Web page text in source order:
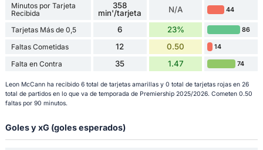
Minutos por Tarjeta
Recibida
358
min'/tarjeta
N/A 44
Tarjetas Más de 0,5 6 23% 86
Faltas Cometidas 12 0.50 14
Falta en Contra 35 1.47 74
Leon McCann ha recibido 6 total de tarjetas amarillas y 0 total de tarjetas rojas en 26
total de partidos en lo que va de temporada de Premiership 2025/2026. Cometen 0.50
faltas por 90 minutos.
Goles y xG (goles esperados)